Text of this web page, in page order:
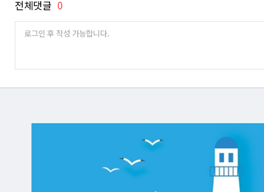
전체댓글 0